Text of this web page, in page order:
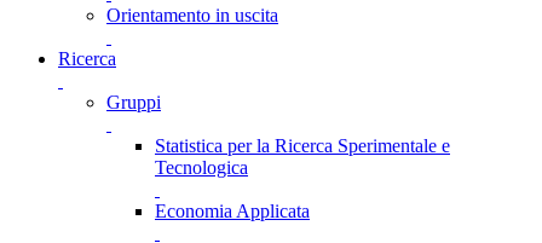
Orientamento in uscita
Ricerca
Gruppi
Statistica per la Ricerca Sperimentale e
Tecnologica
Economia Applicata